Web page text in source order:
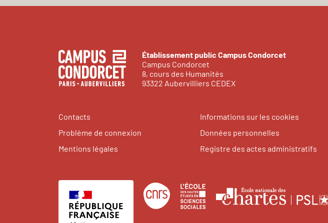
Établissement public Campus Condorcet
Campus Condorcet
8, cours des Humanités
93322 Aubervilliers CEDEX
Contacts
Problème de connexion
Mentions légales
Informations sur les cookies
Données personnelles
Registre des actes administratifs
Centre
national
École
des